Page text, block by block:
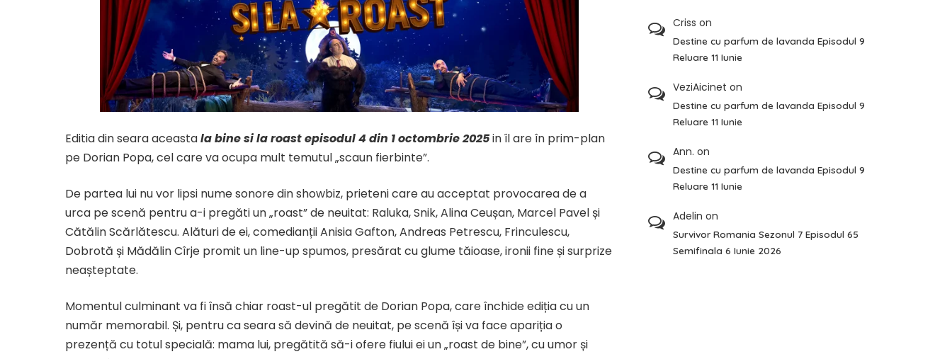
Editia din seara aceastala bine si la roast episodul 4 din 1 octombrie 2025in îl are în prim-plan
pe Dorian Popa, cel care va ocupa mult temutul „scaun fierbinte”.
De partea lui nu vor lipsi nume sonore din showbiz, prieteni care au acceptat provocarea de a
urca pe scenă pentru a-i pregăti un „roast” de neuitat: Raluka, Snik, Alina Ceușan, Marcel Pavel și
Cătălin Scărlătescu. Alături de ei, comedianții Anisia Gafton, Andreas Petrescu, Frinculescu,
Dobrotă și Mădălin Cîrje promit un line-up spumos, presărat cu glume tăioase, ironii fine și surprize
neașteptate.
​Momentul culminant va fi însă chiar roast-ul pregătit de Dorian Popa, care închide ediția cu un
număr memorabil. Și, pentru ca seara să devină de neuitat, pe scenă își va face apariția o
prezență cu totul specială: mama lui, pregătită să-i ofere fiului ei un „roast de bine”, cu umor și
Criss on
Destine cu parfum de lavanda Episodul 9
Reluare 11 Iunie
VeziAicinet on
Destine cu parfum de lavanda Episodul 9
Reluare 11 Iunie
Ann. on
Destine cu parfum de lavanda Episodul 9
Reluare 11 Iunie
Adelin on
Survivor Romania Sezonul 7 Episodul 65
Semifinala 6 Iunie 2026